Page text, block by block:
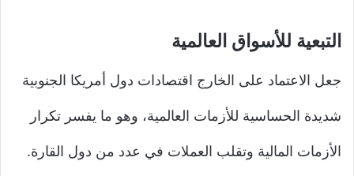
التبعية للأسواق العالمية
جعل الاعتماد على الخارج اقتصادات دول أمريكا الجنوبية
شديدة الحساسية للأزمات العالمية، وهو ما يفسر تكرار
الأزمات المالية وتقلب العملات في عدد من دول القارة.